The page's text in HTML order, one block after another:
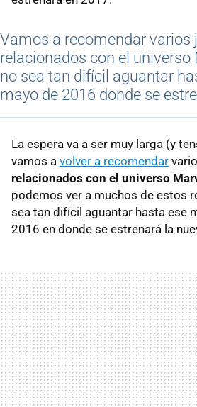
Vamos a recomendar varios
relacionados con el universo
no sea tan difícil aguantar
mayo de 2016 donde se
La espera va a ser muy larga (y
vamos a volver a recomendar
relacionados con el universo
podemos ver a muchos de estos
sea tan difícil aguantar hasta ese
2016 en donde se estrenará la